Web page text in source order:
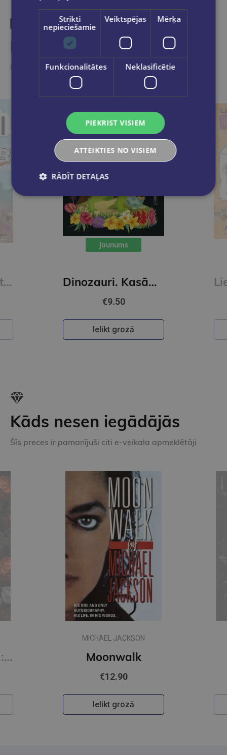
Līdzīgas preces
Ieskaties, varbūt noder
Skudriņa Kāpēcīte. Burti
Jaunums
Dinozauri. Kasāmgrāmata
€9.50
Ielikt grozā
Kāds nesen iegādājās
Šīs preces ir pamanījuši citi e-veikala apmeklētāji
Hunting Adeline : #2 Cat and Mouse Duet (s)
MICHAEL JACKSON
Moonwalk
€12.90
Ielikt grozā
Strikti
nepieciešamie
Veiktspējas Mērķa
Funkcionalitātes Neklasificētie
PIEKRIST VISIEM
ATTEIKTIES NO VISIEM
RĀDĪT DETAĻAS